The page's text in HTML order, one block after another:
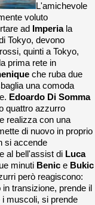
L'amichevole
voluto
ad Imperiala
Tokyo, devono
quinti a Tokyo,
prima rete in
che ruba due
una comoda
Edoardo Di Somma
quattro azzurro
realizza con una
di nuovo in proprio
si accende
al bell'assist di Luca
minuti Benic e Bukic
però reagiscono:
transizione, prende il
i muscoli, si prende